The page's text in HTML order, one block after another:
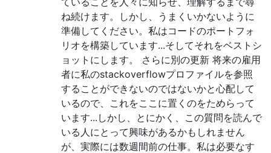
ね続けます。しかし、うまくいかないように
準備してください。私はコードのポートフォ
リオを構築しています...そしてそれをベストシ
ョットにします。 さらに別の更新 将来の雇用
者に私のstackoverflowプロファイルを参照
することができないのではないかと心配して
いるので、これをここに置くのをためらって
います...しかし、とにかく、この質問を読んで
いる人にとって興味があるかもしれません
が、実際には数週間前の仕事。私は必要なす